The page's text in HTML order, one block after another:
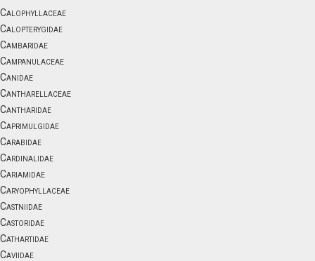
Calophyllaceae
Calopterygidae
Cambaridae
Campanulaceae
Canidae
Cantharellaceae
Cantharidae
Caprimulgidae
Carabidae
Cardinalidae
Cariamidae
Caryophyllaceae
Castniidae
Castoridae
Cathartidae
Caviidae